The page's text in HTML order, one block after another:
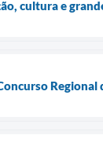
cultura e